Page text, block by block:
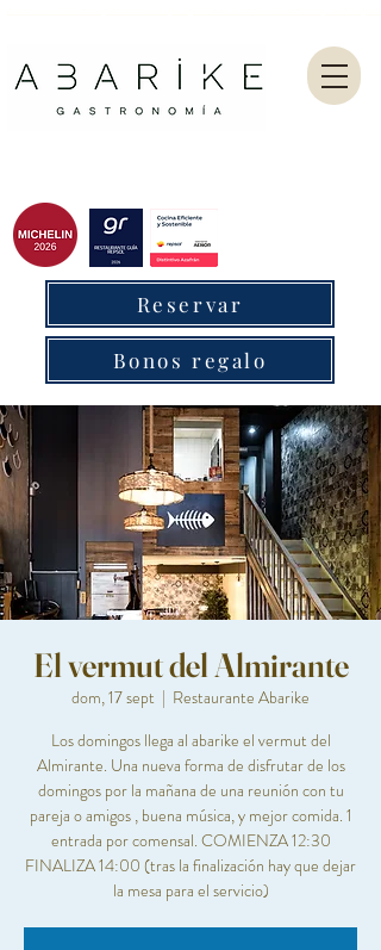
Reservar
Bonos regalo
El vermut del Almirante
dom, 17 sept
  |
Restaurante Abarike
Los domingos llega al abarike el vermut del
Almirante. Una nueva forma de disfrutar de los
domingos por la mañana de una reunión con tu
pareja o amigos , buena música, y mejor comida. 1
entrada por comensal. COMIENZA 12:30
FINALIZA 14:00 (tras la finalización hay que dejar
la mesa para el servicio)